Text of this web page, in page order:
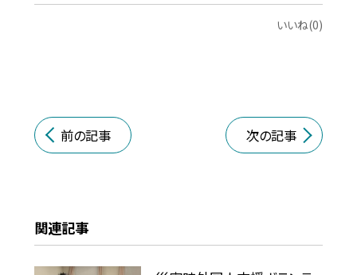
いいね(0)
前の記事 次の記事
関連記事